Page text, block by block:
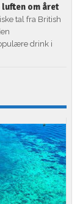
luften om året
tal fra British
drink i